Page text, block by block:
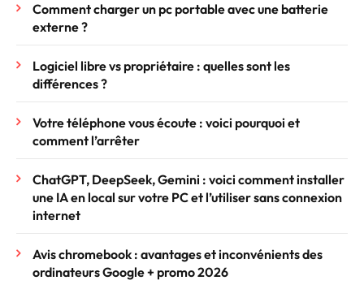
Comment charger un pc portable avec une batterie
externe ?
Logiciel libre vs propriétaire : quelles sont les
différences ?
Votre téléphone vous écoute : voici pourquoi et
comment l’arrêter
ChatGPT, DeepSeek, Gemini : voici comment installer
une IA en local sur votre PC et l’utiliser sans connexion
internet
Avis chromebook : avantages et inconvénients des
ordinateurs Google + promo 2026